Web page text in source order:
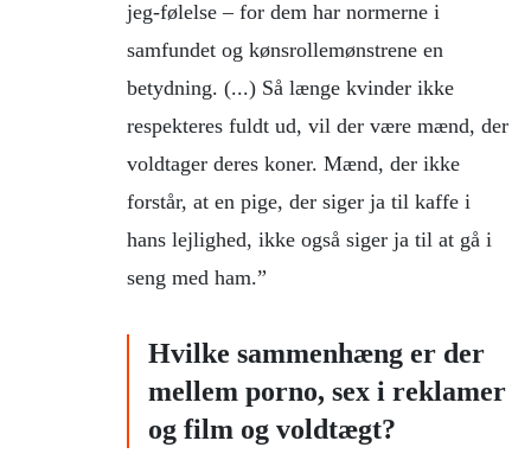
jeg-følelse – for dem har normerne i
samfundet og kønsrollemønstrene en
betydning. (...) Så længe kvinder ikke
respekteres fuldt ud, vil der være mænd, der
voldtager deres koner. Mænd, der ikke
forstår, at en pige, der siger ja til kaffe i
hans lejlighed, ikke også siger ja til at gå i
seng med ham.”
Hvilke sammenhæng er der
mellem porno, sex i reklamer
og film og voldtægt?